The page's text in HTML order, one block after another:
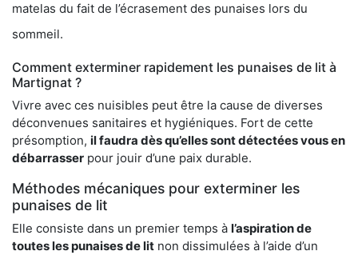
matelas du fait de l’écrasement des punaises lors du
sommeil.
Comment exterminer rapidement les punaises de lit à
Martignat ?
Vivre avec ces nuisibles peut être la cause de diverses
déconvenues sanitaires et hygiéniques. Fort de cette
présomption, il faudra dès qu’elles sont détectées vous en
débarrasser pour jouir d’une paix durable.
Méthodes mécaniques pour exterminer les
punaises de lit
Elle consiste dans un premier temps à l’aspiration de
toutes les punaises de lit non dissimulées à l’aide d’un